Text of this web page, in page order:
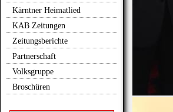
Kärntner Heimatlied
KAB Zeitungen
Zeitungsberichte
Partnerschaft
Volksgruppe
Broschüren